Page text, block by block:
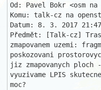
Od: Pavel Bokr <osm
Komu: talk-cz na
Datum: 8. 3. 2017
Předmět: [Talk-cz]
zmapovanem uzemi:
poskozovani
jiz zmapovanych ploch -
vyuzivame LPIS
moc?